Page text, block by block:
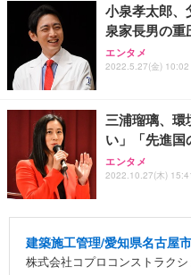
小泉孝太郎
泉家長男の重
エンタメ
2022.5.27(金) 10:02
三浦瑠璃、環
い」「先進国
エンタメ
2022.10.27(木)
建築施工管理/愛知県名古屋
株式会社コプロコンストラクシ